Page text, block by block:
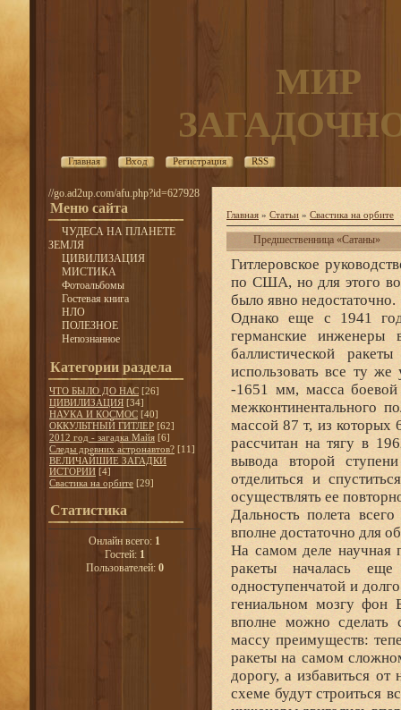
МИР
Главная Вход Регистрация RSS
//go.ad2up.com/afu.php?id=627928
Меню сайта
ЧУДЕСА НА ПЛАНЕТЕ
ЗЕМЛЯ
ЦИВИЛИЗАЦИЯ
МИСТИКА
Фотоальбомы
Гостевая книга
НЛО
ПОЛЕЗНОЕ
Непознанное
Категории раздела
ЧТО БЫЛО ДО НАС [26]
ЦИВИЛИЗАЦИЯ [34]
НАУКА И КОСМОС [40]
ОККУЛЬТНЫЙ ГИТЛЕР [62]
2012 год - загадка Майя [6]
Следы древних астронавтов? [11]
ВЕЛИЧАЙШИЕ ЗАГАДКИ
ИСТОРИИ [4]
Свастика на орбите [29]
Статистика
Онлайн всего: 1
Гостей: 1
Пользователей: 0
Главная » Статьи » Свастика на орбите
Предшественница «Сатаны»
Гитлеровское
по США, но для этого
было явно недостаточно.
Однако еще с 1941
германские инженеры
баллистической
использовать все ту
-1651 мм, масса
межконтинентального
массой 87 т, из которых
рассчитан на тягу в
вывода второй
отделиться и
осуществлять ее
Дальность полета
вполне достаточно для
На самом деле научная
ракеты началась
одноступенчатой и
гениальном мозгу фон
вполне можно сделать
массу преимуществ:
ракеты на самом
дорогу, а избавиться
схеме будут строиться